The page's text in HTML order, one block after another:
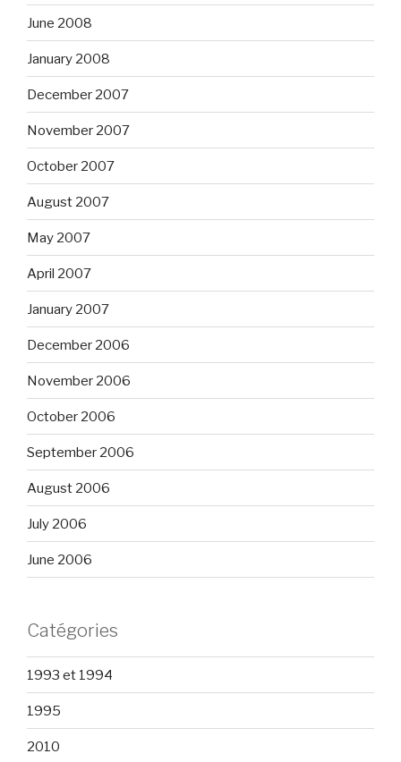
June 2008
January 2008
December 2007
November 2007
October 2007
August 2007
May 2007
April 2007
January 2007
December 2006
November 2006
October 2006
September 2006
August 2006
July 2006
June 2006
Catégories
1993 et 1994
1995
2010